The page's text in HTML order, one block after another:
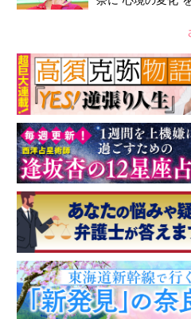
って「がんに蝕